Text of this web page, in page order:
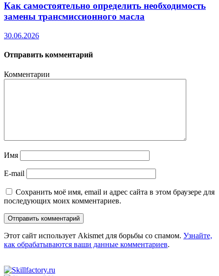
Как самостоятельно определить необходимость
замены трансмиссионного масла
30.06.2026
Отправить комментарий
Комментарии
Имя
E-mail
Сохранить моё имя, email и адрес сайта в этом браузере для
последующих моих комментариев.
Этот сайт использует Akismet для борьбы со спамом. Узнайте,
как обрабатываются ваши данные комментариев.